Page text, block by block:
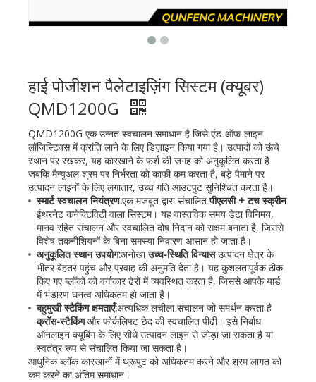
हाई पोजीशन पैलेटाइज़िंग सिस्टम (क्यूबर)
QMD1200G
QMD1200G एक उन्नत स्वचालन समाधान है जिसे एंड-ऑफ़-लाइन
लॉजिस्टिक्स में क्रांति लाने के लिए डिज़ाइन किया गया है। उत्पादों को ऊंचे
स्थान पर रखकर, यह कारखाने के फर्श की जगह को अनुकूलित करता है
जबकि मैन्युअल श्रम पर निर्भरता को काफी कम करता है, बड़े पैमाने पर
उत्पादन लाइनों के लिए लगातार, उच्च गति आउटपुट सुनिश्चित करता है।
स्मार्ट स्वचालन नियंत्रण:एक मजबूत द्वारा संचालितपीएलसी + टच स्क्रीन
ईथरनेट कनेक्टिविटी वाला सिस्टम। यह वास्तविक समय डेटा विनिमय,
मानव रहित संचालन और स्वचालित दोष निदान को सक्षम बनाता है, जिससे
विशेष तकनीशियनों के बिना समस्या निवारण आसान हो जाता है।
अनुकूलित स्थान उपयोग:अनोखाउच्च-स्थिति विन्यासउत्पादन क्षेत्र के
भीतर बेहतर पहुंच और प्रवाह की अनुमति देता है। यह कुशलतापूर्वक ठीक
किए गए ब्लॉकों को वर्गाकार ढेरों में व्यवस्थित करता है, जिससे आपके यार्ड
में भंडारण घनत्व अधिकतम हो जाता है।
बहुमुखी स्टैकिंग क्षमताएँ:अत्यधिक लचीला संचालन जो समर्थन करता है
क्रॉस-स्टैकिंगऔर फोर्कलिफ्ट छेद की स्वचालित पीढ़ी। इसे निर्बाध
ऑनलाइन क्यूबिंग के लिए सीधे उत्पादन लाइन से जोड़ा जा सकता है या
स्वतंत्र रूप से संचालित किया जा सकता है।
आधुनिक ब्लॉक कारखानों में थ्रूपुट को अधिकतम करने और श्रम लागत को
कम करने का अंतिम समाधान।